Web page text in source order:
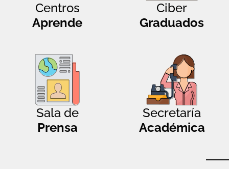
Centros
Aprende
Ciber
Graduados
Sala de
Prensa
Secretaría
Académica